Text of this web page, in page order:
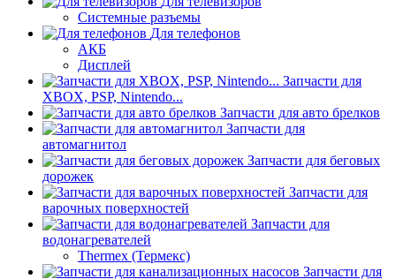
Системные разъемы
Для телефонов
АКБ
Дисплей
Запчасти для
XBOX, PSP, Nintendo...
Запчасти для авто брелков
Запчасти для
автомагнитол
Запчасти для беговых
дорожек
Запчасти для
варочных поверхностей
Запчасти для
водонагревателей
Thermex (Термекс)
Запчасти для